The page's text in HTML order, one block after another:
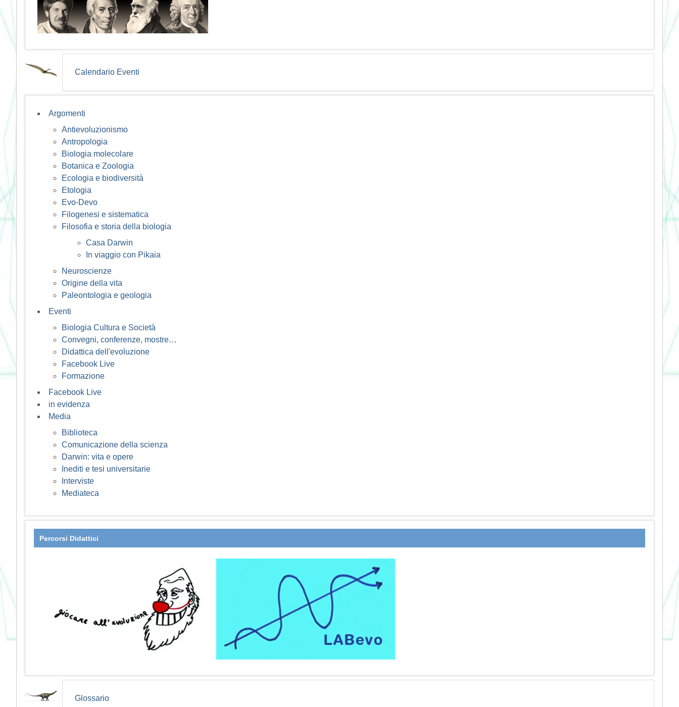
Calendario Eventi
Argomenti
Antievoluzionismo
Antropologia
Biologia molecolare
Botanica e Zoologia
Ecologia e biodiversità
Etologia
Evo-Devo
Filogenesi e sistematica
Filosofia e storia della biologia
Casa Darwin
In viaggio con Pikaia
Neuroscienze
Origine della vita
Paleontologia e geologia
Eventi
Biologia Cultura e Società
Convegni, conferenze, mostre…
Didattica dell'evoluzione
Facebook Live
Formazione
Facebook Live
in evidenza
Media
Biblioteca
Comunicazione della scienza
Darwin: vita e opere
Inediti e tesi universitarie
Interviste
Mediateca
Percorsi Didattici
Glossario